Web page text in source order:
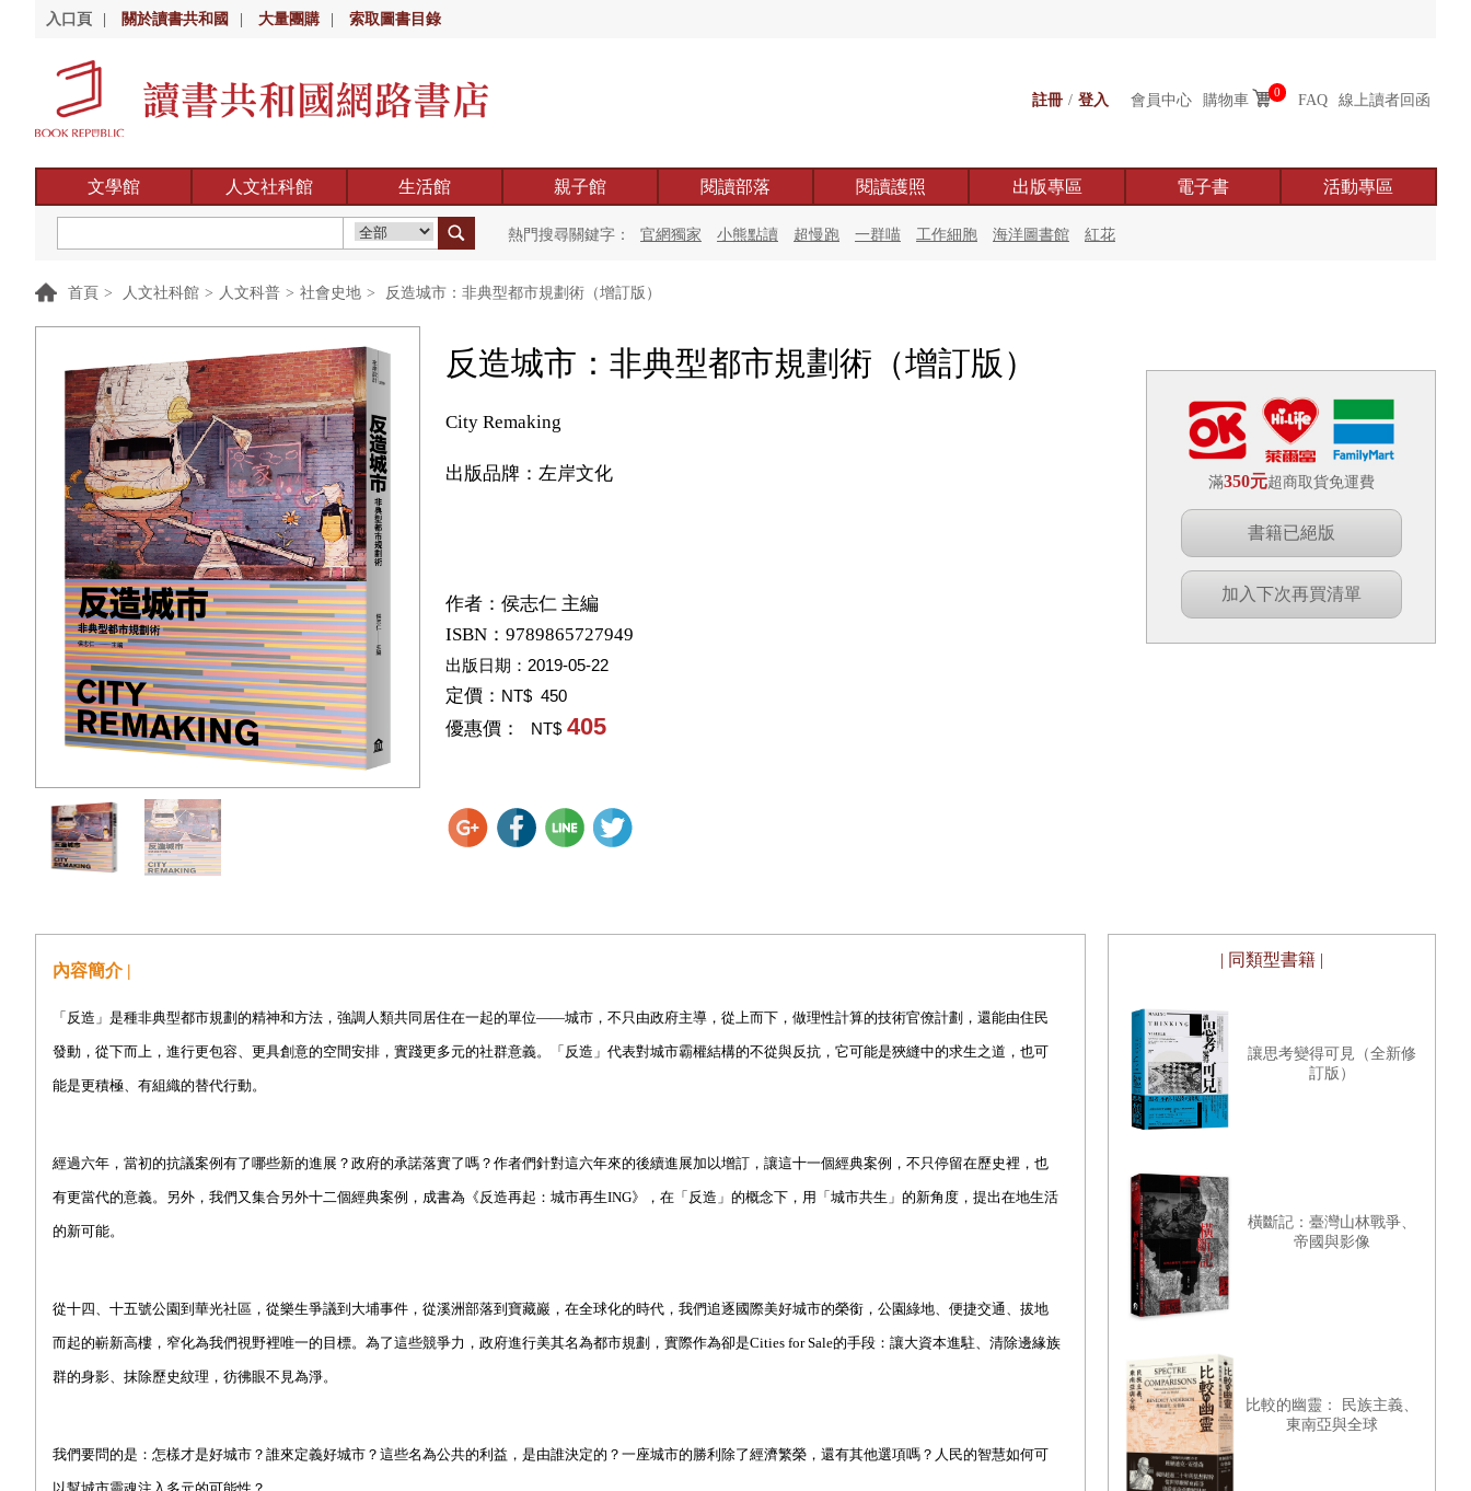
入口頁 關於讀書共和國 大量團購 索取圖書目錄
註冊 / 登入 會員中心 購物車 0 FAQ 線上讀者回函
文學館 人文社科館 生活館 親子館 閱讀部落 閱讀護照 出版專區 電子書 活動專區
熱門搜尋關鍵字： 官網獨家 小熊點讀 超慢跑 一群喵 工作細胞 海洋圖書館 紅花
首頁 > 人文社科館 > 人文科普 > 社會史地 > 反造城市：非典型都市規劃術（增訂版）
反造城市：非典型都市規劃術（增訂版）
City Remaking
出版品牌：左岸文化
作者： 侯志仁 主編
ISBN：9789865727949
出版日期： 2019-05-22
定價： NT$ 450
優惠價： NT$ 405
滿350元超商取貨免運費
書籍已絕版
加入下次再買清單
內容簡介 |
「反造」是種非典型都市規劃的精神和方法，強調人類共同居住在一起的單位——城市，不只由政府主導，從上而下，做理性計算的技術官僚計劃，還能由住民
發動，從下而上，進行更包容、更具創意的空間安排，實踐更多元的社群意義。「反造」代表對城市霸權結構的不從與反抗，它可能是狹縫中的求生之道，也可
能是更積極、有組織的替代行動。
經過六年，當初的抗議案例有了哪些新的進展？政府的承諾落實了嗎？作者們針對這六年來的後續進展加以增訂，讓這十一個經典案例，不只停留在歷史裡，也
有更當代的意義。另外，我們又集合另外十二個經典案例，成書為《反造再起：城市再生ING》，在「反造」的概念下，用「城市共生」的新角度，提出在地生活
的新可能。
從十四、十五號公園到華光社區，從樂生爭議到大埔事件，從溪洲部落到寶藏巖，在全球化的時代，我們追逐國際美好城市的榮銜，公園綠地、便捷交通、拔地
而起的嶄新高樓，窄化為我們視野裡唯一的目標。為了這些競爭力，政府進行美其名為都市規劃，實際作為卻是Cities for Sale的手段：讓大資本進駐、清除邊緣族
群的身影、抹除歷史紋理，彷彿眼不見為淨。
我們要問的是：怎樣才是好城市？誰來定義好城市？這些名為公共的利益，是由誰決定的？一座城市的勝利除了經濟繁榮，還有其他選項嗎？人民的智慧如何可
| 同類型書籍 |
讓思考變得可見（全新修
訂版）
橫斷記：臺灣山林戰爭、
帝國與影像
比較的幽靈： 民族主義、
東南亞與全球